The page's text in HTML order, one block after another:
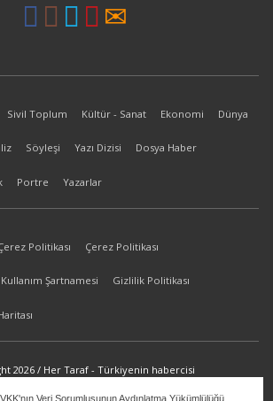
Veri Sorumlusunun Aydınlatma Yükümlülüğü
Sivil Toplum Kültür - Sanat Ekonomi Dünya
Söyleşi Yazı Dizisi Dosya Haber
Portre Yazarlar
Politikası Çerez Politikası
Kullanım Şartnamesi Gizlilik Politikası
2026 / Her Taraf - Türkiyenin habercisi